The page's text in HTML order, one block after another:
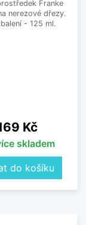
Franke
nerezové dřezy.
- 125 ml.
Kč
skladem
do košíku